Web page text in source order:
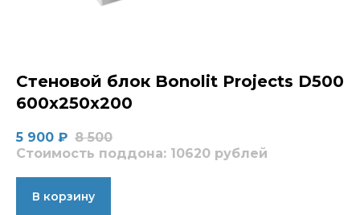
Стеновой блок Bonolit Projects D500
600x250x200
5 900 ₽ 8 500
Стоимость поддона: 10620 рублей
В корзину